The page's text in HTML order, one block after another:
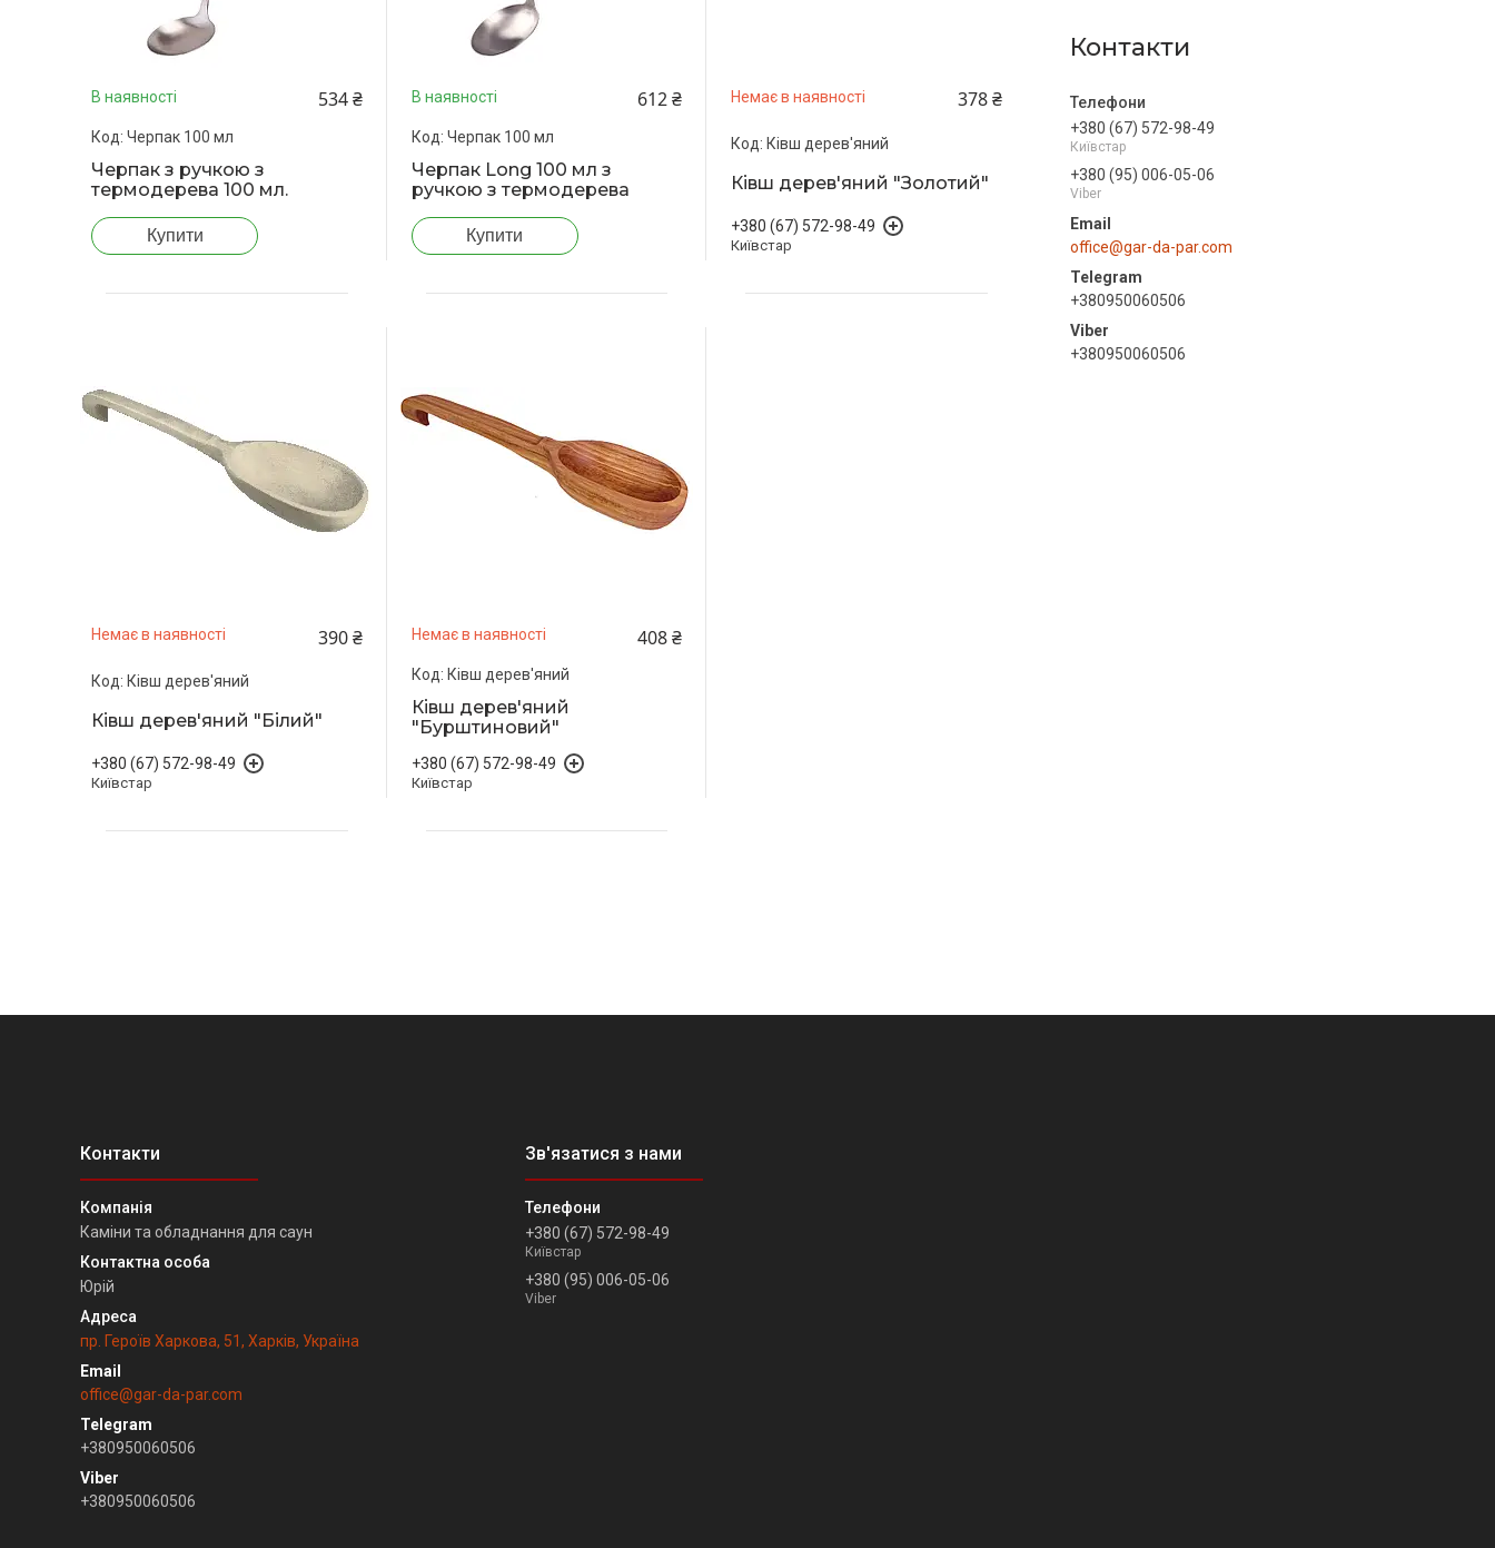
Контакти
+380 (67) 572-98-49
Київстар
+380 (95) 006-05-06
Viber
office@gar-da-par.com
+380950060506
+380950060506
В наявності 534 ₴
Черпак 100 мл
Черпак з ручкою з
термодерева 100 мл.
Купити
В наявності 612 ₴
Черпак 100 мл
Черпак Long 100 мл з
ручкою з термодерева
Купити
Немає в наявності 378 ₴
Ківш дерев'яний
Ківш дерев'яний "Золотий"
+380 (67) 572-98-49
Київстар
Немає в наявності 390 ₴
Ківш дерев'яний
Ківш дерев'яний "Білий"
+380 (67) 572-98-49
Київстар
Немає в наявності 408 ₴
Ківш дерев'яний
Ківш дерев'яний
"Бурштиновий"
+380 (67) 572-98-49
Київстар
Каміни та обладнання для саун
Юрій
пр. Героїв Харкова, 51, Харків, Україна
office@gar-da-par.com
+380950060506
+380950060506
+380 (67) 572-98-49
Київстар
+380 (95) 006-05-06
Viber